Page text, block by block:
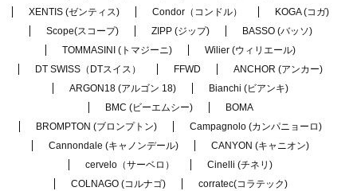
XENTIS (ゼンティス)
Condor（コンドル）
KOGA (コガ)
Scope(スコープ)
ZIPP (ジップ)
BASSO (バッソ)
TOMMASINI (トマジーニ)
Wilier (ウィリエール)
DT SWISS（DTスイス）
FFWD
ANCHOR (アンカー)
ARGON18 (アルゴン 18)
Bianchi (ビアンキ)
BMC (ビーエムシー)
BOMA
BROMPTON (ブロンプトン)
Campagnolo (カンパニョーロ)
Cannondale (キャノンデール)
CANYON (キャニオン)
cervelo（サーベロ）
Cinelli (チネリ)
COLNAGO (コルナゴ)
corratec(コラテック)